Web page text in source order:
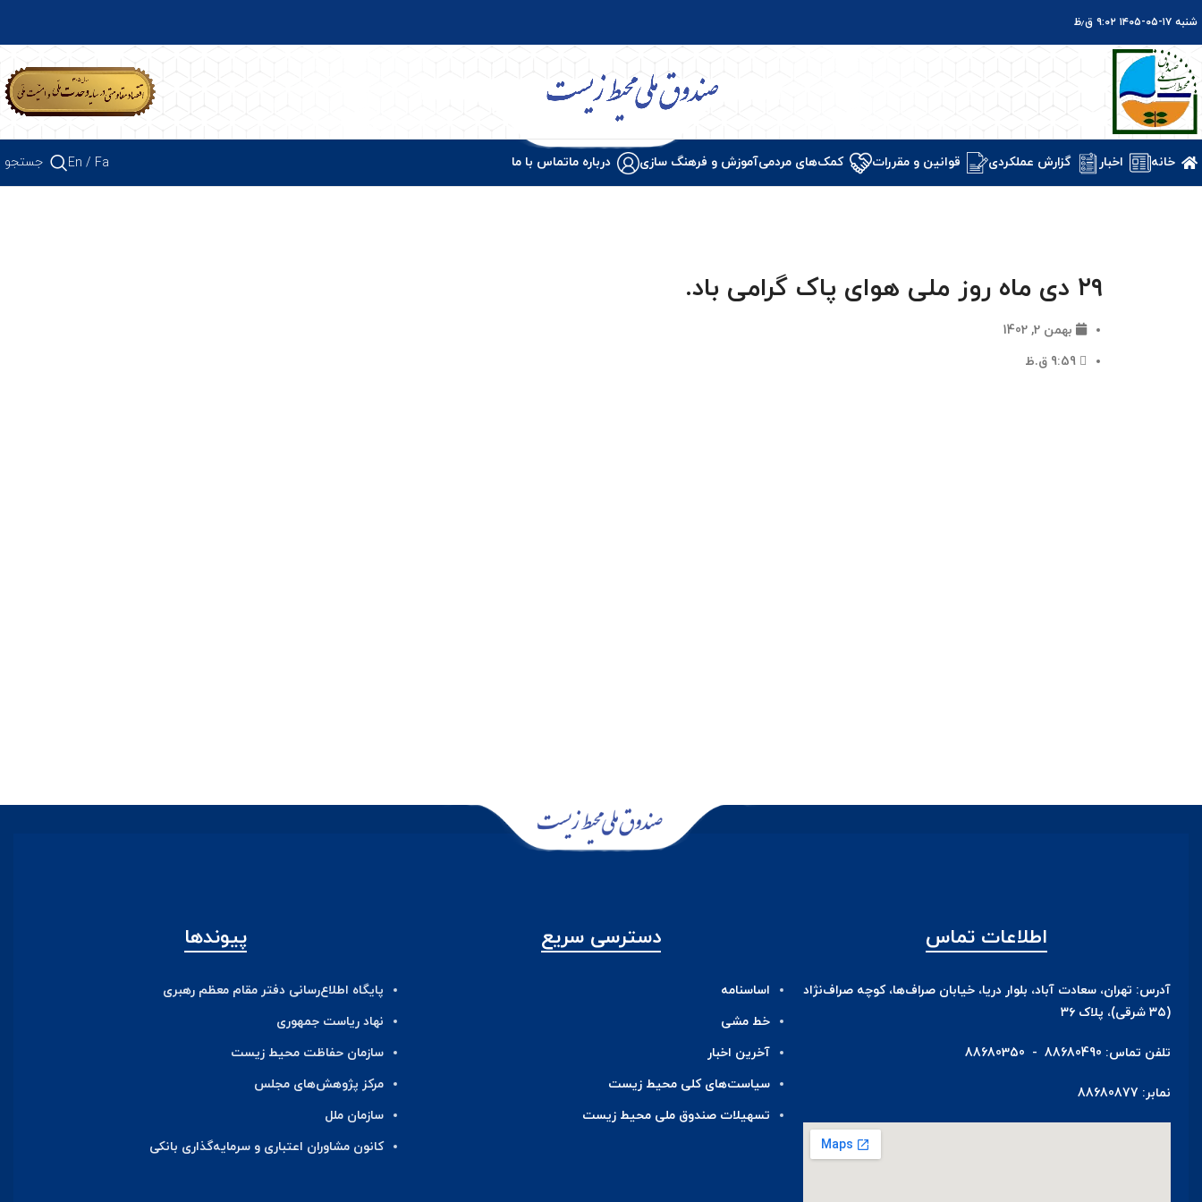
شنبه ۱۷-۰۵-۱۴۰۵ ۹:۰۲ ق٫ظ
خانه اخبار گزارش عملکردی قوانین و مقررات کمک‌های مردمیآموزش و فرهنگ سازی درباره ماتماس با ما En / Fa جستجو
۲۹ دی ماه روز ملی هوای پاک گرامی باد.
بهمن 2, 1402
9:59 ق.ظ
اطلاعات تماس
آدرس: تهران، سعادت آباد، بلوار دریا، خیابان صراف‌ها، کوچه صراف‌نژاد
(۳۵ شرقی)، پلاک ۳۶
تلفن تماس: 88680490 - 88680350
نمابر: 88680877
دسترسی سریع
اساسنامه
خط مشی
آخرین اخبار
ﺳﯿﺎﺳﺖ‌ﻫﺎی ﮐﻠﯽ ﻣﺤﯿﻂ زﯾﺴﺖ
تسهیلات صندوق ملی محیط زیست
پیوندها
پایگاه اطلاع‌رسانی دفتر مقام معظم رهبری
نهاد ریاست جمهوری
سازمان حفاظت محیط زیست
مرکز پژوهش‌های مجلس
سازمان ملل
کانون مشاوران اعتباری و سرمایه‌گذاری بانکی